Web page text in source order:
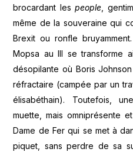
brocardant lespeople,
même de la souveraine qui
Brexit ou ronfle
Mopsa au III se transforme
désopilante où Boris
réfractaire (campée par un
élisabéthain). Toutefois,
muette, mais omniprésente
Dame de Fer qui se met à
piquet, sans perdre de sa